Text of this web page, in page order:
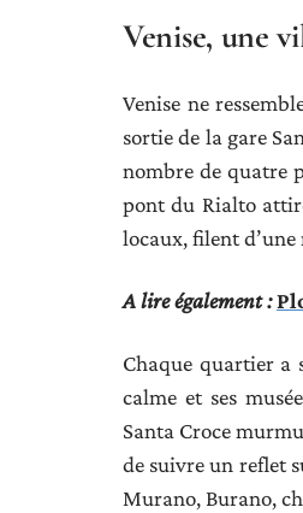
Venise, une
Venise ne
sortie de la gare
nombre de quatre
pont du Rialto
locaux, filent
A lire également :
Chaque quartier a
calme et ses
Santa Croce
de suivre un reflet
Murano, Burano,